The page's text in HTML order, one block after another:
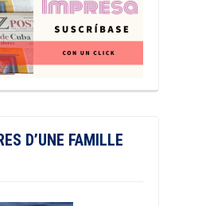
D’UNE FAMILLE